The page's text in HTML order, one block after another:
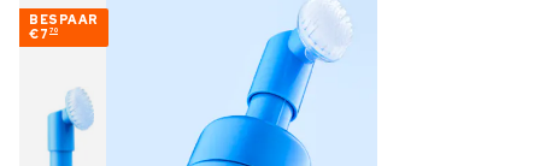
BESPAAR
€7 70